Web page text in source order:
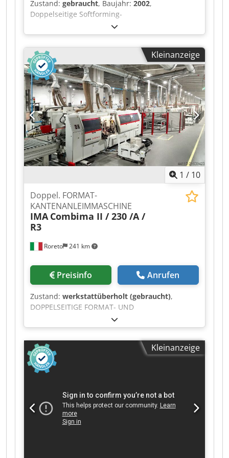
Zustand: gebraucht, Baujahr: 2002,
Doppelseitige Softforming-
Kantenanleimmaschine HOMAG typ Power KF
20/34/QE/30 Chjdpjyyxc Rjfx Agpja Masch.Nr 0-
202-25-8815, Bj. 2002
Kleinanzeige
1 / 10
Roreto 241 km
Doppel. FORMAT-
KANTENANLEIMMASCHINE
IMA Combima II / 230 /A /
R3
Preisinfo Anrufen
Zustand: werkstattüberholt (gebraucht),
DOPPELSEITIGE FORMAT- UND
KANTENANLEIMMASCHINE - Erste (1.) Maschine
in einer Linie Kantendicke im Rollen (min/max)
mm 0,3 / 3 Kanten Dicke in Leisten / Streifen
(min/max) 0,4 / 1 Rollenmaterial (Kanten) Dicke
(min/max) mm 0,3 / 3 Platten Dicke (min/max)
mm 8 / 45 (60) Arbeitsbreite (min/max) mm 236 /
/Software ICOS Open (Windows XP)
Vorschubgeschwindigkeit (regelbar) m/min 10 -
50 Keine Übertragung bar (Master & Slave
systeme) FORMATBEARBEITUNG (für jede Seite):
Kleinanzeige